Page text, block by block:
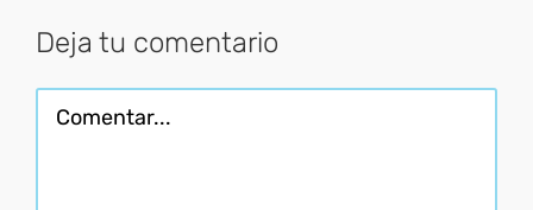
Deja tu comentario
Comentar